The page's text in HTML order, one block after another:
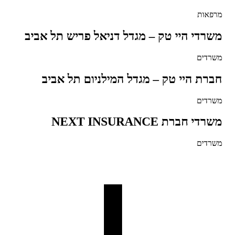
מרפאות
משרדי היי טק – מגדל דניאל פריש תל אביב
משרדים
חברת היי טק – מגדל המילניום תל אביב
משרדים
משרדי חברת NEXT INSURANCE
משרדים